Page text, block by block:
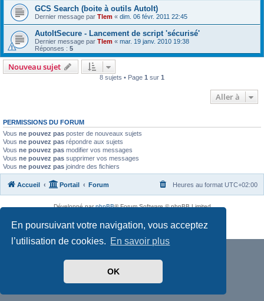
En poursuivant votre navigation, vous acceptez
l’utilisation de cookies. En savoir plus
OK
GCS Search (boite à outils AutoIt)
Dernier message par Tlem « dim. 06 févr. 2011 22:45
AutoItSecure - Lancement de script 'sécurisé'
Dernier message par Tlem « mar. 19 janv. 2010 19:38
Réponses : 5
Nouveau sujet
8 sujets • Page 1 sur 1
Aller à
PERMISSIONS DU FORUM
Vous ne pouvez pas poster de nouveaux sujets
Vous ne pouvez pas répondre aux sujets
Vous ne pouvez pas modifier vos messages
Vous ne pouvez pas supprimer vos messages
Vous ne pouvez pas joindre des fichiers
Accueil Portail Forum Heures au format UTC+02:00
Développé parphpBB® Forum Software © phpBB Limited
Confidentialité| Conditions